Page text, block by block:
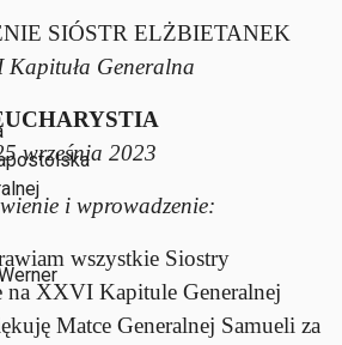
SIÓSTR ELŻBIETANEK
Kapituła Generalna
września 2023
i wprowadzenie:
wszystkie Siostry
na XXVI Kapitule Generalnej
Matce Generalnej Samueli za